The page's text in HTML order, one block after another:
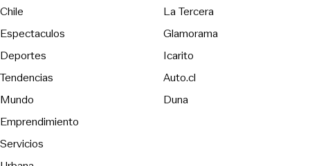
Chile
Espectaculos
Deportes
Tendencias
Mundo
Emprendimiento
Servicios
La TerceraOpens in new
Glamorama
Icarito
Auto.cl
DunaOpens in new window